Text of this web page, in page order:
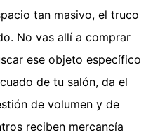
tan masivo, el truco
No vas allí a comprar
ese objeto específico
de tu salón, da el
de volumen y de
reciben mercancía